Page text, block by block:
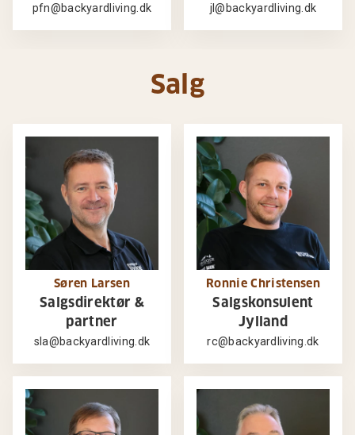
pfn@backyardliving.dk jl@backyardliving.dk
Salg
Søren Larsen
Salgsdirektør &
partner
sla@backyardliving.dk
Ronnie Christensen
Salgskonsulent
Jylland
rc@backyardliving.dk